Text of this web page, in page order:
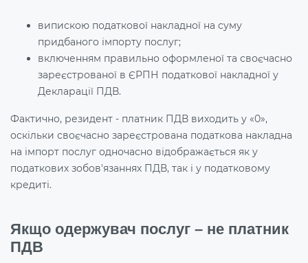
випискою податкової накладної на суму
придбаного імпорту послуг;
включенням правильно оформленої та своєчасно
зареєстрованої в ЄРПН податкової накладної у
Декларації ПДВ.
Фактично, резидент - платник ПДВ виходить у «0»,
оскільки своєчасно зареєстрована податкова накладна
на імпорт послуг одночасно відображається як у
податкових зобов'язаннях ПДВ, так і у податковому
кредиті.
Якщо одержувач послуг – не платник
ПДВ